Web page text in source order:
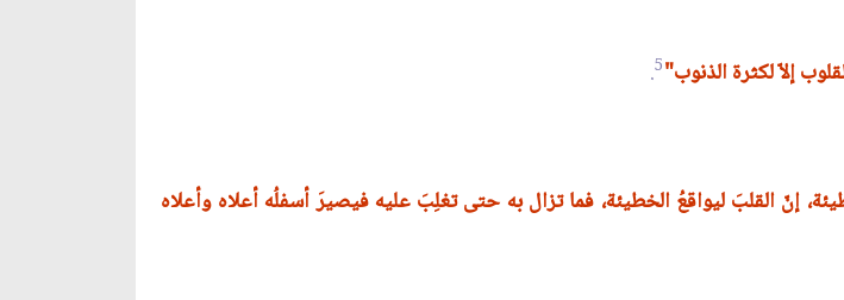
إلاّ لكثرة الذنوب"5
.
إنّ القلبَ ليواقعُ الخطيئة، فما تزال به حتى تغلِبَ عليه فيصيرَ أسفلُه أعلاه وأعلاه